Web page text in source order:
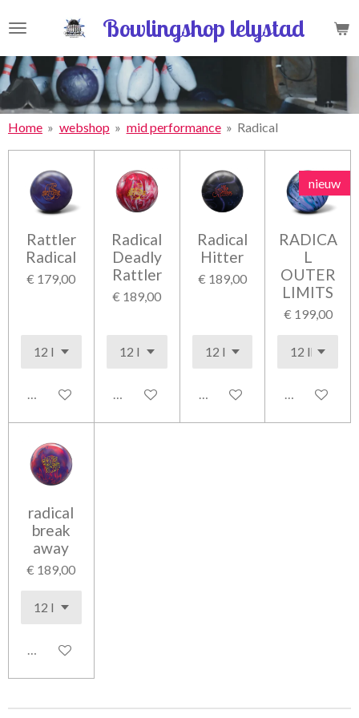
direct
naar
de
hoofdinhoud
Bowlingshop lelystad
Home » webshop » mid performance » Radical
Rattler
Radical
€ 179,00
In winkelwagen
Radical
Deadly
Rattler
€ 189,00
In winkelwagen
Radical
Hitter
€ 189,00
In winkelwagen
nieuw
RADICA
L
OUTER
LIMITS
€ 199,00
In
radical
break
away
€ 189,00
In winkelwagen